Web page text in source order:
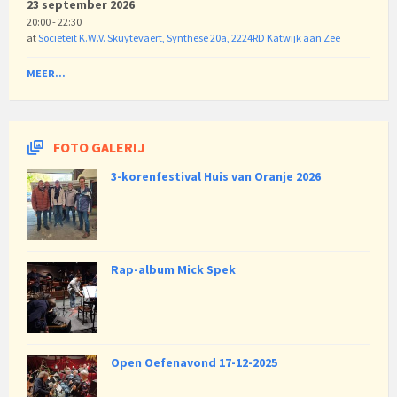
23 september 2026
20:00 - 22:30
atSociëteit K.W.V. Skuytevaert, Synthese 20a, 2224RD Katwijk aan Zee
MEER...
FOTO GALERIJ
3-korenfestival Huis van Oranje 2026
Rap-album Mick Spek
Open Oefenavond 17-12-2025